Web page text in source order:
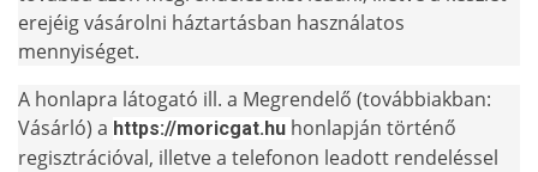
erejéig vásárolni háztartásban használatos
mennyiséget.
A honlapra látogató ill. a Megrendelő (továbbiakban:
Vásárló) a https://moricgat.hu honlapján történő
regisztrációval, illetve a telefonon leadott rendeléssel